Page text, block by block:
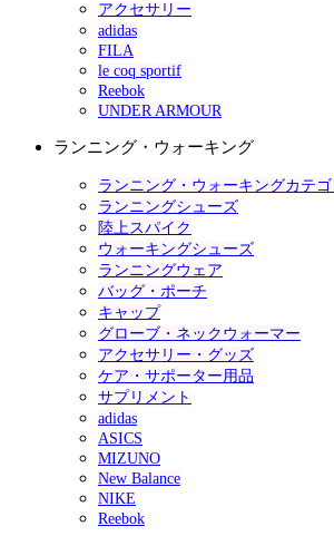
アクセサリー
adidas
FILA
le coq sportif
Reebok
UNDER ARMOUR
ランニング・ウォーキング
ランニング・ウォーキングカテ
ランニングシューズ
陸上スパイク
ウォーキングシューズ
ランニングウェア
バッグ・ポーチ
キャップ
グローブ・ネックウォーマー
アクセサリー・グッズ
ケア・サポーター用品
サプリメント
adidas
ASICS
MIZUNO
New Balance
NIKE
Reebok